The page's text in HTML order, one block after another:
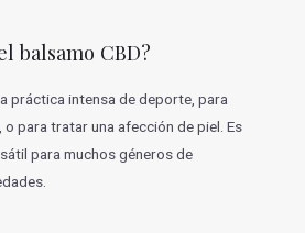
balsamo CBD?
práctica intensa de deporte, para
para tratar una afección de piel. Es
para muchos géneros de